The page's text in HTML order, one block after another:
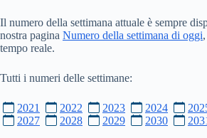
Il numero della settimana attuale è sempre
nostra pagina Numero della settimana di oggi
tempo reale.
Tutti i numeri delle settimane:
2021 2022 2023 2024
2027
2028 2029 2030